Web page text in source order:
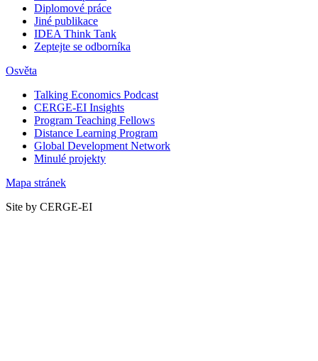
Diplomové práce
Jiné publikace
IDEA Think Tank
Zeptejte se odborníka
Osvěta
Talking Economics Podcast
CERGE-EI Insights
Program Teaching Fellows
Distance Learning Program
Global Development Network
Minulé projekty
Mapa stránek
Site by CERGE-EI